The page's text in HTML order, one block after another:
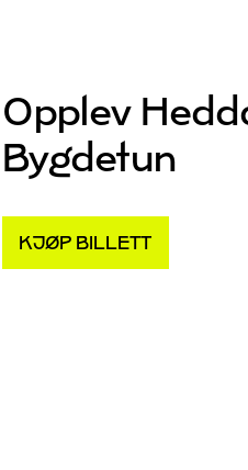
Opplev
Bygdetun
KJØP BILLETT